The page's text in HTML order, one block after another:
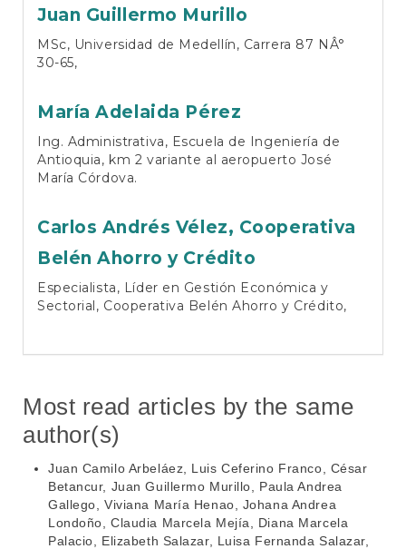
Juan Guillermo Murillo
MSc, Universidad de Medellín, Carrera 87 NÂ°
30-65,
María Adelaida Pérez
Ing. Administrativa, Escuela de Ingeniería de
Antioquia, km 2 variante al aeropuerto José
María Córdova.
Carlos Andrés Vélez, Cooperativa
Belén Ahorro y Crédito
Especialista, Líder en Gestión Económica y
Sectorial, Cooperativa Belén Ahorro y Crédito,
Most read articles by the same
author(s)
Juan Camilo Arbeláez, Luis Ceferino Franco, César
Betancur, Juan Guillermo Murillo, Paula Andrea
Gallego, Viviana María Henao, Johana Andrea
Londoño, Claudia Marcela Mejía, Diana Marcela
Palacio, Elizabeth Salazar, Luisa Fernanda Salazar,